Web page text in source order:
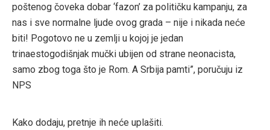
poštenog čoveka dobar ‘fazon’ za političku kampanju, za
nas i sve normalne ljude ovog grada – nije i nikada neće
biti! Pogotovo ne u zemlji u kojoj je jedan
trinaestogodišnjak mučki ubijen od strane neonacista,
samo zbog toga što je Rom. A Srbija pamti”, poručuju iz
NPS
Kako dodaju, pretnje ih neće uplašiti.